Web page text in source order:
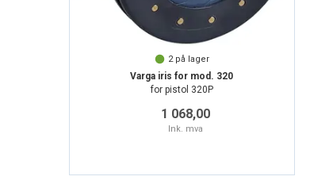
2på lager
Varga iris for mod. 320
for pistol 320P
1 068,00
Ink. mva